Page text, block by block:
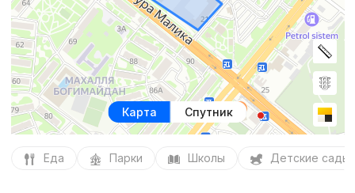
Карта Спутник
Еда Парки Школы Детские сады